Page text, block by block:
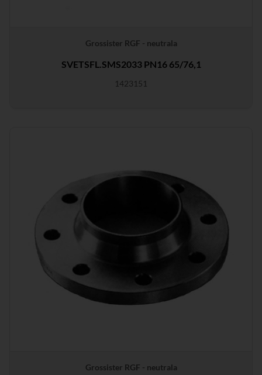
Grossister RGF - neutrala
SVETSFL.SMS2033 PN16 65/76,1
1423151
Grossister RGF - neutrala